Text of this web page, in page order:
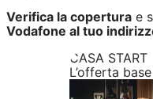
Verifica la copertura e
Vodafone al tuo
CASA START
L’offerta